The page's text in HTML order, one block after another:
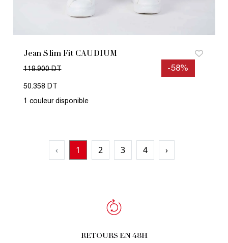
Jean Slim Fit CAUDIUM
-58%
119.900 DT
50.358 DT
1 couleur disponible
‹ 1 2 3 4 ›
RETOURS EN 48H